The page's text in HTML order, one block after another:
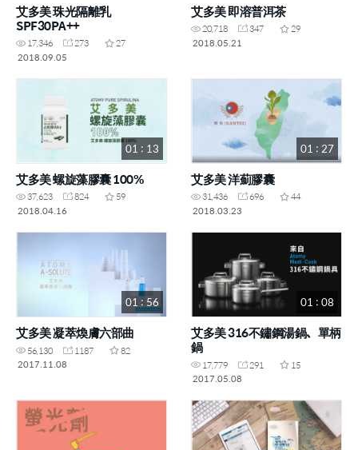
艾多美 珠光隔離乳
SPF30PA++
17,346 273
27
2018.09.05
艾多美 即溶普洱茶
20,718 347
29
2018.05.21
01 : 13
艾多美 螺旋藻膠囊 100%
37,623 824
59
2018.04.16
01 : 27
艾多美 洋薊膠囊
31,436 696
44
2018.03.23
01 : 56
艾多美 凝萃煥膚六部曲
56,130 1187
82
2017.11.08
01 : 08
艾多美 316不鏽鋼湯鍋、單柄
鍋
17,779 291
15
2017.05.08